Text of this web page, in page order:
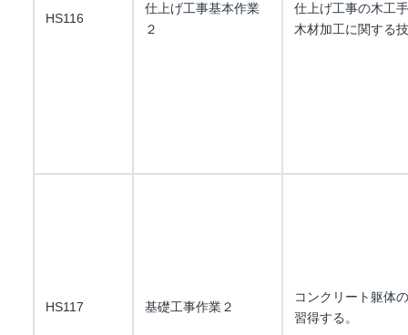
HS116
仕上げ工事基本作業
２
仕上げ工事の木工
木材加工に関する
HS117 基礎工事作業２
コンクリート躯体
習得する。